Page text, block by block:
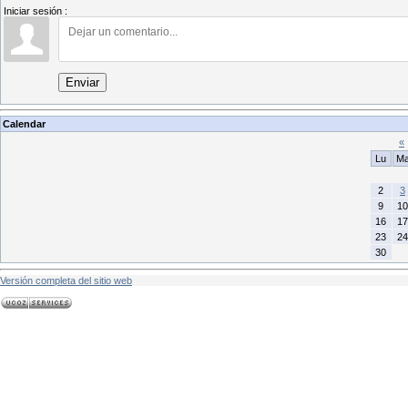
Iniciar sesión :
Enviar
Calendar
«
Lu
2
3
9
10
16
17
23
24
30
Versión completa del sitio web